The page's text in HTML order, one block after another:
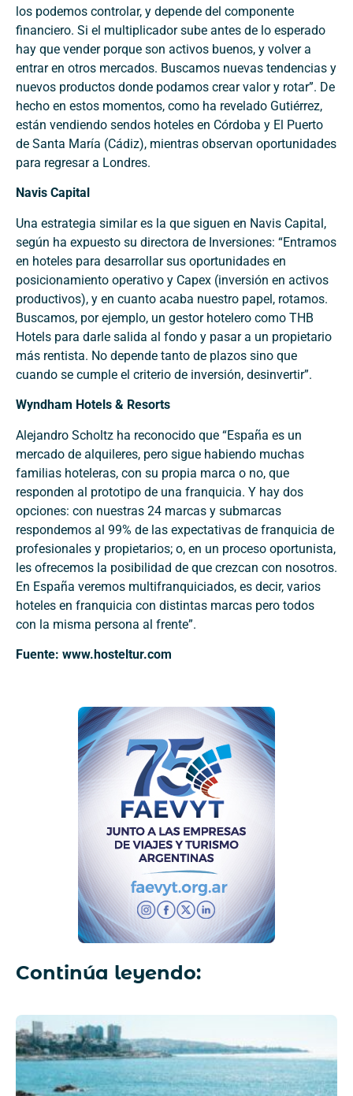
los podemos controlar, y depende del componente
financiero. Si el multiplicador sube antes de lo esperado
hay que vender porque son activos buenos, y volver a
entrar en otros mercados. Buscamos nuevas tendencias y
nuevos productos donde podamos crear valor y rotar”. De
hecho en estos momentos, como ha revelado Gutiérrez,
están vendiendo sendos hoteles en Córdoba y El Puerto
de Santa María (Cádiz), mientras observan oportunidades
para regresar a Londres.
Navis Capital
Una estrategia similar es la que siguen en Navis Capital,
según ha expuesto su directora de Inversiones: “Entramos
en hoteles para desarrollar sus oportunidades en
posicionamiento operativo y Capex (inversión en activos
productivos), y en cuanto acaba nuestro papel, rotamos.
Buscamos, por ejemplo, un gestor hotelero como THB
Hotels para darle salida al fondo y pasar a un propietario
más rentista. No depende tanto de plazos sino que
cuando se cumple el criterio de inversión, desinvertir”.
Wyndham Hotels & Resorts
Alejandro Scholtz ha reconocido que “España es un
mercado de alquileres, pero sigue habiendo muchas
familias hoteleras, con su propia marca o no, que
responden al prototipo de una franquicia. Y hay dos
opciones: con nuestras 24 marcas y submarcas
respondemos al 99% de las expectativas de franquicia de
profesionales y propietarios; o, en un proceso oportunista,
les ofrecemos la posibilidad de que crezcan con nosotros.
En España veremos multifranquiciados, es decir, varios
hoteles en franquicia con distintas marcas pero todos
con la misma persona al frente”.
Fuente: www.hosteltur.com
Continúa leyendo: